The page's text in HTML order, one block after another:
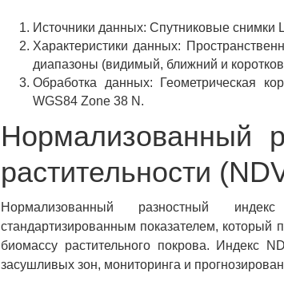
Источники данных: Спутниковые снимки
Характеристики данных:
диапазоны (видимый, ближний и
Обработка данных: Геометрическая
WGS84 Zone 38 N.
Нормализованный
растительности
Нормализованный разностный
стандартизированным показателем, который
биомассу растительного покрова. Индекс
засушливых зон, мониторинга и